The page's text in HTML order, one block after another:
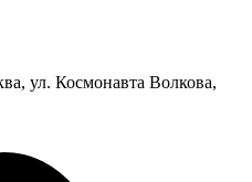
ул. Космонавта Волкова,